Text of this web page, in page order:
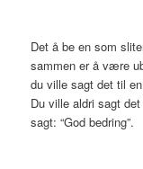
Det å be en som
sammen er å være
du ville sagt det til
Du ville aldri sagt
sagt: “God bedring”.